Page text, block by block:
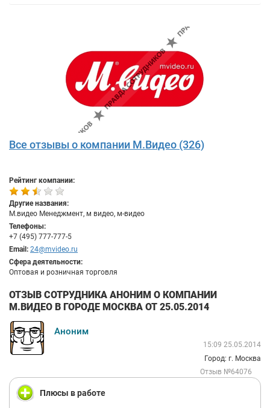
Все отзывы о компании М.Видео (326)
Рейтинг компании:
Другие названия:
М.видео Менеджмент, м видео, м-видео
Телефоны:
+7 (495) 777-777-5
Email: 24@mvideo.ru
Сфера деятельности:
Оптовая и розничная торговля
ОТЗЫВ СОТРУДНИКА АНОНИМ О КОМПАНИИ
М.ВИДЕО В ГОРОДЕ МОСКВА ОТ 25.05.2014
Аноним
15:09 25.05.2014
Город: г. Москва
Отзыв №64076
Плюсы в работе